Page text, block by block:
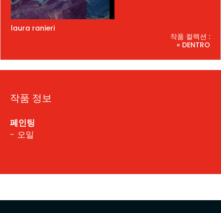
laura ranieri
작품 컬렉션 :
» DENTRO
작품 정보
페인팅
- 오일